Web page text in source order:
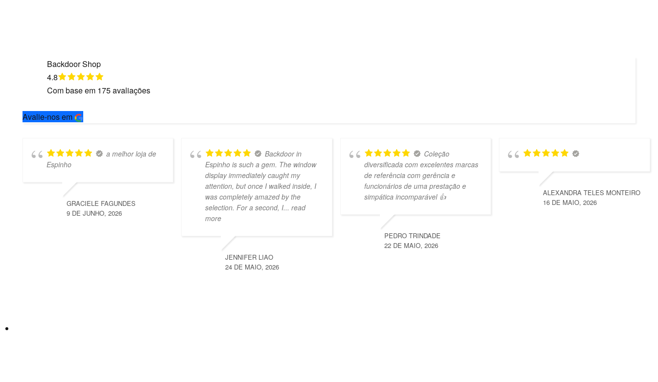
Backdoor Shop
4.8
Com base em 175avaliações
Avalie-nos em
a melhor loja de
Espinho
GRACIELE FAGUNDES
9 DE JUNHO, 2026
Backdoor in
Espinho is such a gem. The window
display immediately caught my
attention, but once I walked inside, I
was completely amazed by the
selection. For a second, I... read
more
JENNIFER LIAO
24 DE MAIO, 2026
Coleção
diversificada com excelentes marcas
de referência com gerência e
funcionários de uma prestação e
simpática incomparável 👍
PEDRO TRINDADE
22 DE MAIO, 2026
ALEXANDRA TELES MONTEIRO
16 DE MAIO, 2026